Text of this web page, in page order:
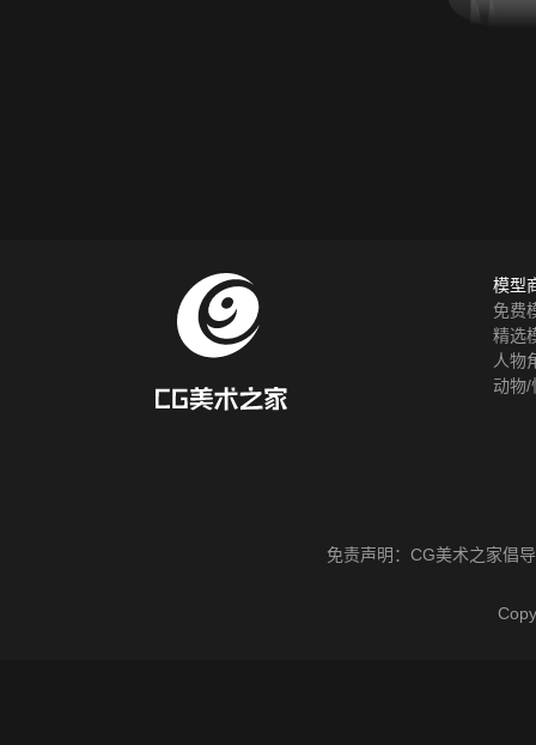
模型
免费
精选
人物
动物/
免责声明： CG美术之家倡